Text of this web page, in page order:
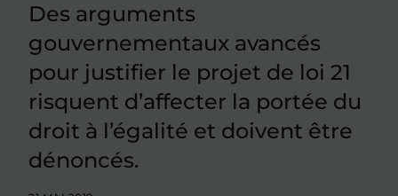
Des arguments
gouvernementaux avancés
pour justifier le projet de loi 21
risquent d’affecter la portée du
droit à l’égalité et doivent être
dénoncés.